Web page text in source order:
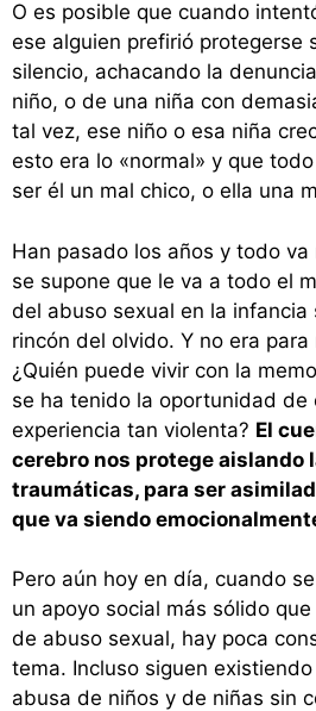
O es posible que cuando
ese alguien prefirió protegerse
silencio, achacando la
niño, o de una niña con
tal vez, ese niño o esa niña
esto era lo «normal» y que
ser él un mal chico, o ella una
Han pasado los años y todo va
se supone que le va a todo el
del abuso sexual en la infancia
rincón del olvido. Y no era
¿Quién puede vivir con la
se ha tenido la oportunidad de
experiencia tan violenta? El
cerebro nos protege aislando
traumáticas, para ser
que va siendo
Pero aún hoy en día, cuando
un apoyo social más sólido
de abuso sexual, hay poca
tema. Incluso siguen
abusa de niños y de niñas sin